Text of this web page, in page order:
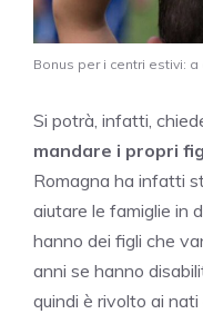
Bonus per i centri estivi:
Si potrà, infatti,
mandare i propri
Romagna ha infatti
aiutare le famiglie in
hanno dei figli che
anni se hanno
quindi è rivolto ai